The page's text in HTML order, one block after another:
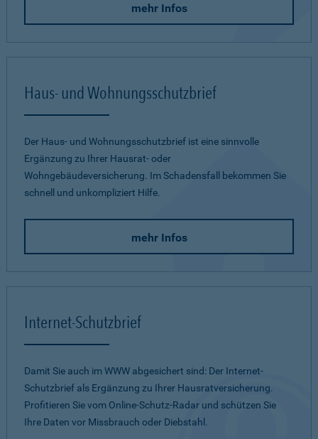
mehr Infos
Haus- und Wohnungsschutzbrief
Der Haus- und Wohnungsschutzbrief ist eine sinnvolle
Ergänzung zu Ihrer Hausrat- oder
Wohngebäudeversicherung. Im Schadensfall bekommen Sie
schnell und unkompliziert Hilfe.
mehr Infos
Internet-Schutzbrief
Damit Sie auch im WWW abgesichert sind: Der Internet-
Schutzbrief als Ergänzung zu Ihrer Hausratversicherung.
Profitieren Sie vom Online-Schutz-Radar und schützen Sie
Ihre Daten vor Missbrauch oder Diebstahl.